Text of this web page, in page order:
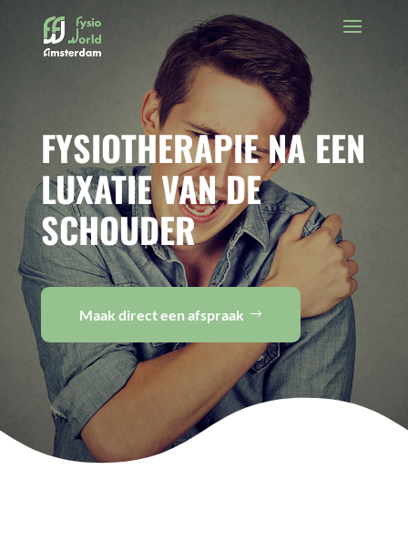
FYSIOTHERAPIE NA EEN
LUXATIE VAN DE
SCHOUDER
Maak direct een afspraak